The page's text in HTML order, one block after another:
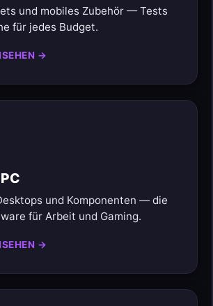
und mobiles Zubehör — Tests
für jedes Budget.
→
und Komponenten — die
für Arbeit und Gaming.
→